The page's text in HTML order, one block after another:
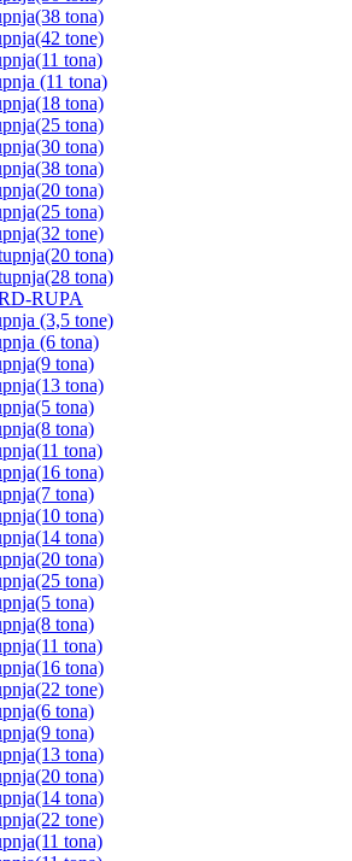
tona)
tone)
tona)
(11 tona)
tona)
tona)
tona)
tona)
tona)
tona)
tone)
tona)
tona)
RUPA
(3,5 tone)
(6 tona)
tona)
tona)
tona)
tona)
tona)
tona)
tona)
tona)
tona)
tona)
tona)
tona)
tona)
tona)
tona)
tone)
tona)
tona)
tona)
tona)
tona)
tone)
tona)